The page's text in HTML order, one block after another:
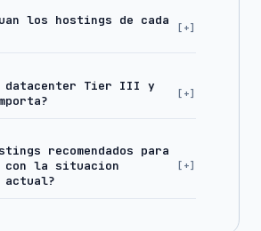
los hostings de cada
datacenter Tier III y
recomendados para
con la situacion
actual?